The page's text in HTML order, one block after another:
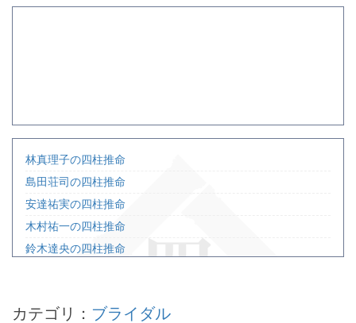
林真理子の四柱推命
島田荘司の四柱推命
安達祐実の四柱推命
木村祐一の四柱推命
鈴木達央の四柱推命
浜田省吾の四柱推命
カテゴリ： ブライダル